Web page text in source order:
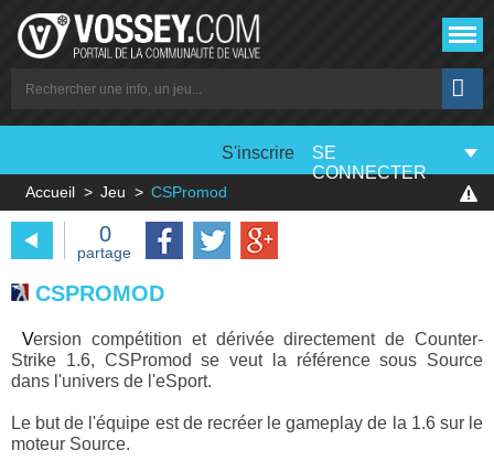
S'inscrire
SE
CONNECTER
Accueil Jeu CSPromod
0
partage
CSPROMOD
Version compétition et dérivée directement de Counter-
Strike 1.6, CSPromod se veut la référence sous Source
dans l'univers de l'eSport.
Le but de l'équipe est de recréer le gameplay de la 1.6 sur le
moteur Source.